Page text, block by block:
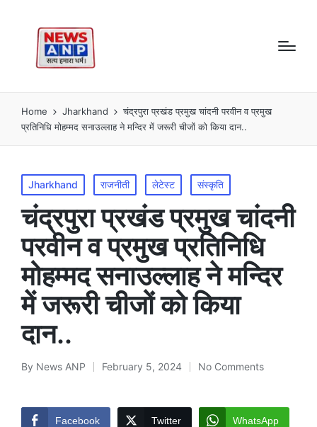
Home Jharkhand
चंद्रपुरा प्रखंड प्रमुख चांदनी परवीन व प्रमुख
प्रतिनिधि मोहम्मद सनाउल्लाह ने मन्दिर में जरूरी चीजों को किया दान..
Posted
in
Jharkhand राजनीती लेटेस्ट संस्कृति
चंद्रपुरा प्रखंड प्रमुख चांदनी
परवीन व प्रमुख प्रतिनिधि
मोहम्मद सनाउल्लाह ने मन्दिर
में जरूरी चीजों को किया
दान..
Posted
By News ANP February 5, 2024 No Comments
Facebook Twitter WhatsApp